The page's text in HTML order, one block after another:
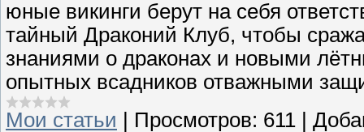
юные викинги берут на себя
тайный Драконий Клуб, чтобы
знаниями о драконах и новыми
опытных всадников отважными
Мои статьи | Просмотров: 611 |